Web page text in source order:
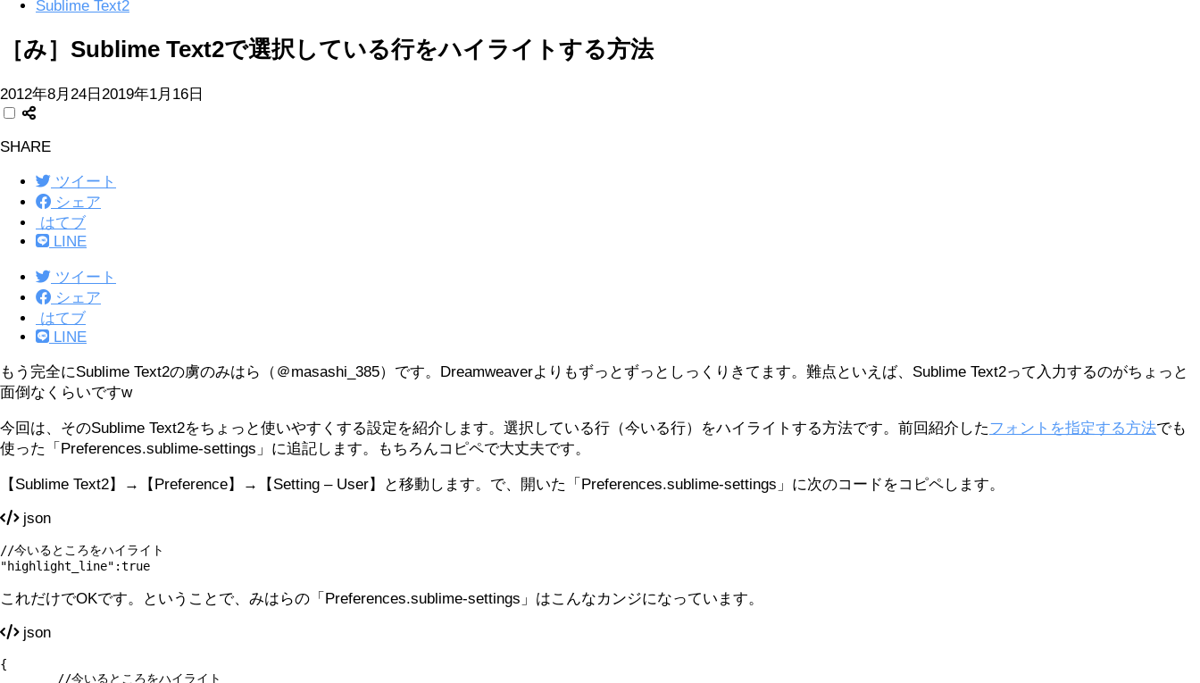
Sublime Text2
［み］Sublime Text2で選択している行をハイライトする方法
2012年8月24日 2019年1月16日
SHARE
ツイート
シェア
はてブ
LINE
ツイート
シェア
はてブ
LINE
もう完全にSublime Text2の虜のみはら（＠masashi_385）です。Dreamweaverよりもずっとずっとしっくりきてます。難点といえば、Sublime Text2って入力するのがちょっと
面倒なくらいですw
今回は、そのSublime Text2をちょっと使いやすくする設定を紹介します。選択している行（今いる行）をハイライトする方法です。前回紹介したフォントを指定する方法でも
使った「Preferences.sublime-settings」に追記します。もちろんコピペで大丈夫です。
【Sublime Text2】→【Preference】→【Setting – User】と移動します。で、開いた「Preferences.sublime-settings」に次のコードをコピペします。
json
//今いるところをハイライト
"highlight_line":true
これだけでOKです。ということで、みはらの「Preferences.sublime-settings」はこんなカンジになっています。
json
{